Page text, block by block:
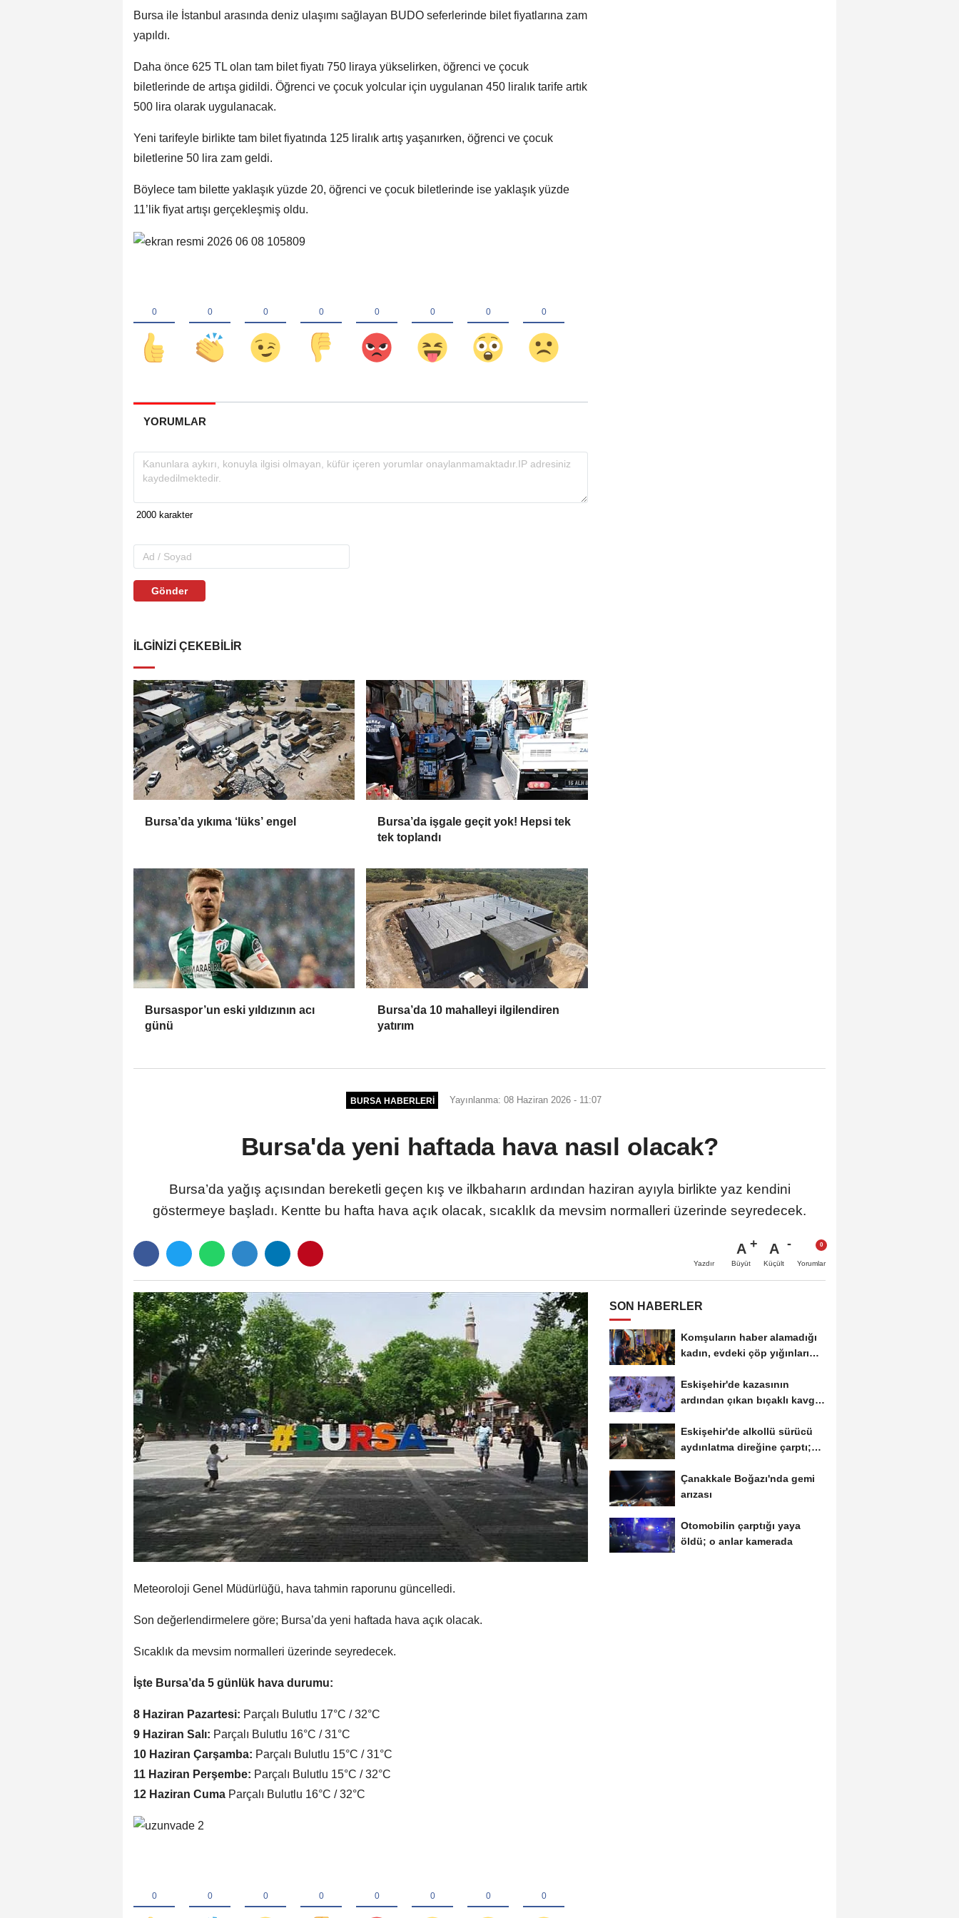
Bursa ile İstanbul arasında deniz ulaşımı sağlayan BUDO seferlerinde bilet fiyatlarına zam
yapıldı.
Daha önce 625 TL olan tam bilet fiyatı 750 liraya yükselirken, öğrenci ve çocuk
biletlerinde de artışa gidildi. Öğrenci ve çocuk yolcular için uygulanan 450 liralık tarife artık
500 lira olarak uygulanacak.
Yeni tarifeyle birlikte tam bilet fiyatında 125 liralık artış yaşanırken, öğrenci ve çocuk
biletlerine 50 lira zam geldi.
Böylece tam bilette yaklaşık yüzde 20, öğrenci ve çocuk biletlerinde ise yaklaşık yüzde
11’lik fiyat artışı gerçekleşmiş oldu.
YORUMLAR
Gönder
İLGINIZI ÇEKEBILIR
Bursa’da yıkıma ‘lüks’ engel
Bursa’da işgale geçit yok! Hepsi tek
tek toplandı
Bursaspor’un eski yıldızının acı
günü
Bursa’da 10 mahalleyi ilgilendiren
yatırım
BURSA HABERLERI Yayınlanma: 08 Haziran 2026 - 11:07
Bursa'da yeni haftada hava nasıl olacak?
Bursa’da yağış açısından bereketli geçen kış ve ilkbaharın ardından haziran ayıyla birlikte yaz kendini
göstermeye başladı. Kentte bu hafta hava açık olacak, sıcaklık da mevsim normalleri üzerinde seyredecek.
Yazdır
A
Büyüt
A
Küçült Yorumlar
Meteoroloji Genel Müdürlüğü, hava tahmin raporunu güncelledi.
Son değerlendirmelere göre; Bursa’da yeni haftada hava açık olacak.
Sıcaklık da mevsim normalleri üzerinde seyredecek.
İşte Bursa’da 5 günlük hava durumu:
8 Haziran Pazartesi: Parçalı Bulutlu 17°C / 32°C
9 Haziran Salı: Parçalı Bulutlu 16°C / 31°C
10 Haziran Çarşamba: Parçalı Bulutlu 15°C / 31°C
11 Haziran Perşembe: Parçalı Bulutlu 15°C / 32°C
12 Haziran Cuma Parçalı Bulutlu 16°C / 32°C
SON HABERLER
Komşuların haber alamadığı
kadın, evdeki çöp yığınları
Eskişehir'de kazasının
ardından çıkan bıçaklı kavga
Eskişehir'de alkollü sürücü
aydınlatma direğine çarptı;
Çanakkale Boğazı'nda gemi
arızası
Otomobilin çarptığı yaya
öldü; o anlar kamerada